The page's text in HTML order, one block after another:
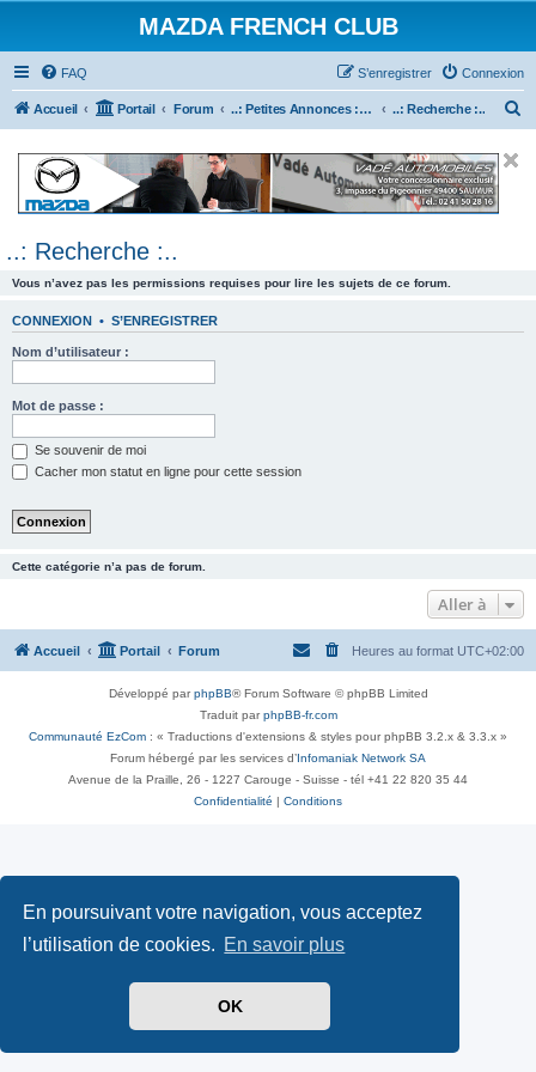
En poursuivant votre navigation, vous acceptez
l’utilisation de cookies. En savoir plus
OK
MAZDA FRENCH CLUB
FAQ Connexion
S’enregistrer
Accueil Portail Forum ..: Petites Annonces :.. (achats / ventes) ..: Recherche :..
e
..: Recherche :..
Vous n’avez pas les permissions requises pour lire les sujets de ce forum.
CONNEXION • S’ENREGISTRER
Nom d’utilisateur :
Mot de passe :
Se souvenir de moi
Cacher mon statut en ligne pour cette session
Cette catégorie n’a pas de forum.
Aller à
Accueil Portail Forum Heures au format UTC+02:00
Développé parphpBB® Forum Software © phpBB Limited
Traduit parphpBB-fr.com
Communauté EzCom : « Traductions d'extensions & styles pour phpBB 3.2.x & 3.3.x »
Forum hébergé par les services d’ Infomaniak Network SA
Avenue de la Praille, 26 - 1227 Carouge - Suisse - tél +41 22 820 35 44
Confidentialité
Conditions